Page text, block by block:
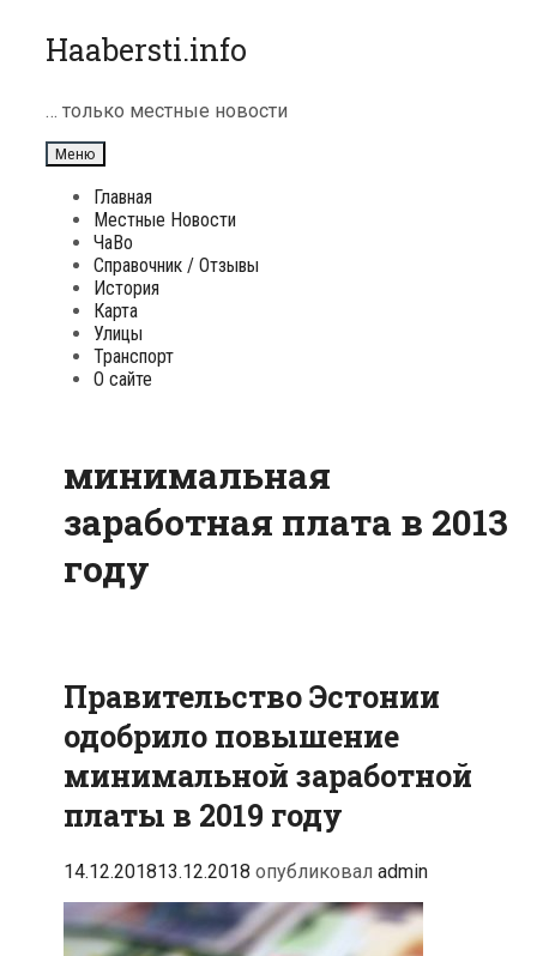
Перейти
к
Haabersti.info
… только местные новости
Меню
Главная
Местные Новости
ЧаВо
Справочник / Отзывы
История
Карта
Улицы
Транспорт
О сайте
минимальная
заработная плата в 2013
году
Правительство Эстонии
одобрило повышение
минимальной заработной
платы в 2019 году
14.12.201813.12.2018 опубликовал admin